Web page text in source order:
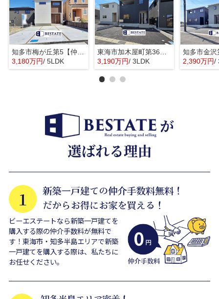
3,180万円/ 5LDK
3,190万円/ 3LDK 2,390万円/
ビーエステートなら新築一戸建てを
購入する際の仲介手数料が無料で
す！東海市・知多半島エリアで新築
一戸建てを購入する際は、私たちに
お任せください。